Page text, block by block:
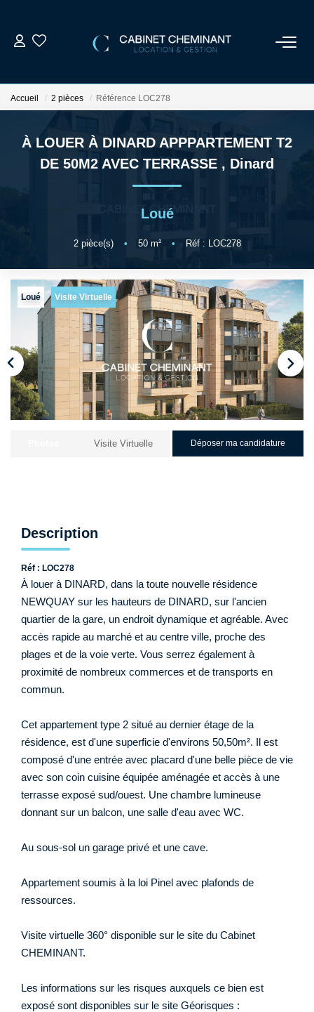
LOUER
GESTION LOCATIVE
NOS AGENCES
Qui Sommes-Nous ?
Nos Biens Loués
Nos Actualités
EXTRANET
CONTACT
Accueil 2 pièces Référence LOC278
À LOUER À DINARD APPPARTEMENT T2
DE 50M2 AVEC TERRASSE , Dinard
Loué
2pièce(s) • 50m² • Réf : LOC278
Loué Visite Virtuelle
Visite Virtuelle Déposer ma candidature
Description
Réf : LOC278
À louer à DINARD, dans la toute nouvelle résidence
NEWQUAY sur les hauteurs de DINARD, sur l'ancien
quartier de la gare, un endroit dynamique et agréable. Avec
accès rapide au marché et au centre ville, proche des
plages et de la voie verte. Vous serrez également à
proximité de nombreux commerces et de transports en
commun.
Cet appartement type 2 situé au dernier étage de la
résidence, est d'une superficie d'environs 50,50m². Il est
composé d'une entrée avec placard d'une belle pièce de vie
avec son coin cuisine équipée aménagée et accès à une
terrasse exposé sud/ouest. Une chambre lumineuse
donnant sur un balcon, une salle d'eau avec WC.
Au sous-sol un garage privé et une cave.
Appartement soumis à la loi Pinel avec plafonds de
ressources.
Visite virtuelle 360° disponible sur le site du Cabinet
CHEMINANT.
Les informations sur les risques auxquels ce bien est
exposé sont disponibles sur le site Géorisques :